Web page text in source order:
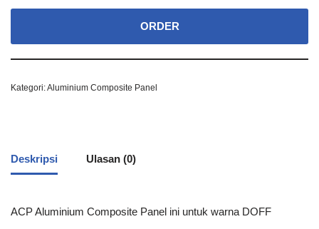
ORDER
Kategori:Aluminium Composite Panel
Deskripsi Ulasan (0)
ACP Aluminium Composite Panel ini untuk warna DOFF